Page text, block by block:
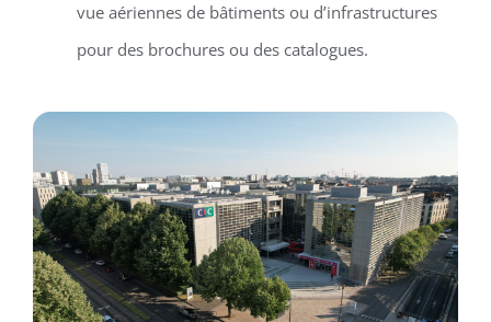
vue aériennes de bâtiments ou d’infrastructures
pour des brochures ou des catalogues.